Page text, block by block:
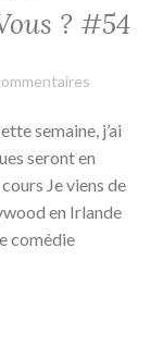
? #54
semaine, j’ai
seront en
Je viens de
en Irlande
comédie